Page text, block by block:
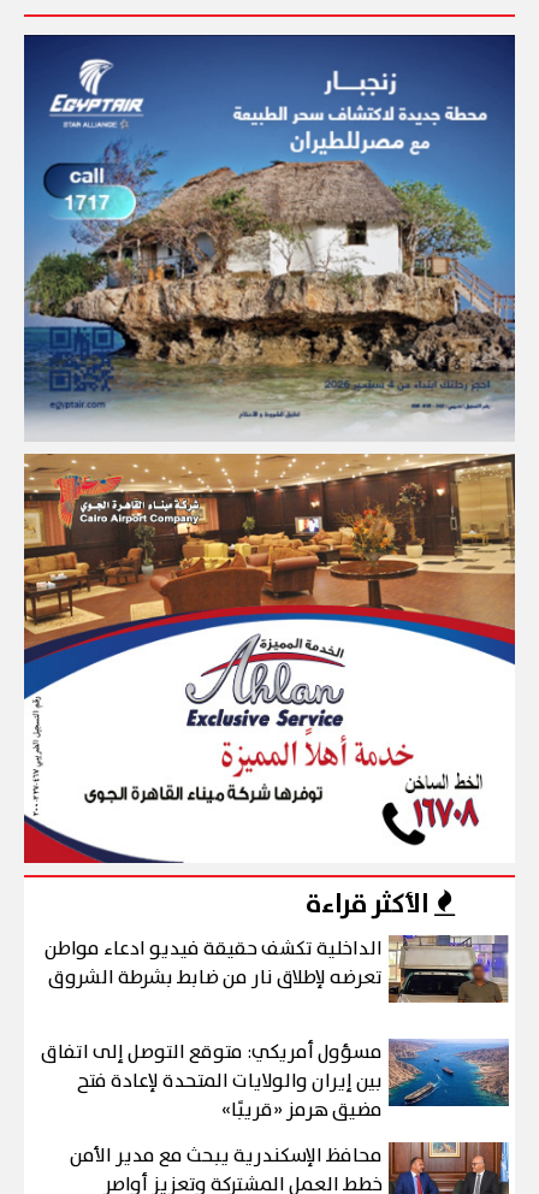
الأكثر قراءة
الداخلية تكشف حقيقة فيديو ادعاء مواطن
تعرضه لإطلاق نار من ضابط بشرطة الشروق
مسؤول أمريكي: متوقع التوصل إلى اتفاق
بين إيران والولايات المتحدة لإعادة فتح
مضيق هرمز «قريبًا»
محافظ الإسكندرية يبحث مع مدير الأمن
خطط العمل المشتركة وتعزيز أواصر